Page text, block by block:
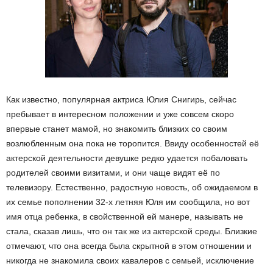
Как известно, популярная актриса Юлия Снигирь, сейчас
пребывает в интересном положении и уже совсем скоро
впервые станет мамой, но знакомить близких со своим
возлюбленным она пока не торопится. Ввиду особенностей её
актерской деятельности девушке редко удается побаловать
родителей своими визитами, и они чаще видят её по
телевизору. Естественно, радостную новость, об ожидаемом в
их семье пополнении 32-х летняя Юля им сообщила, но вот
имя отца ребенка, в свойственной ей манере, называть не
стала, сказав лишь, что он так же из актерской среды. Близкие
отмечают, что она всегда была скрытной в этом отношении и
никогда не знакомила своих кавалеров с семьей, исключение